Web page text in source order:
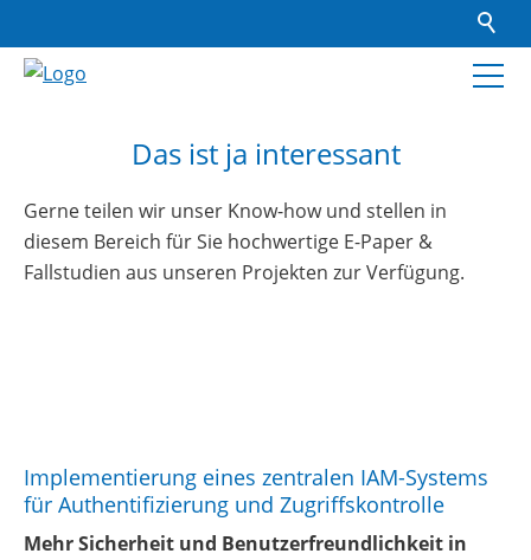
Das ist ja interessant
Gerne teilen wir unser Know-how und stellen in
diesem Bereich für Sie hochwertige E-Paper &
Fallstudien aus unseren Projekten zur Verfügung.
Implementierung eines zentralen IAM-Systems
für Authentifizierung und Zugriffskontrolle
Mehr Sicherheit und Benutzerfreundlichkeit in